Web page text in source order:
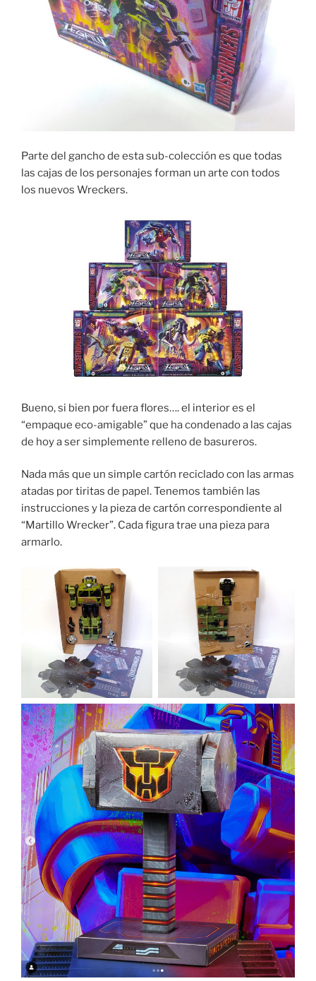
Parte del gancho de esta sub-colección es que todas
las cajas de los personajes forman un arte con todos
los nuevos Wreckers.
Bueno, si bien por fuera flores…. el interior es el
“empaque eco-amigable” que ha condenado a las cajas
de hoy a ser simplemente relleno de basureros.
Nada más que un simple cartón reciclado con las armas
atadas por tiritas de papel. Tenemos también las
instrucciones y la pieza de cartón correspondiente al
“Martillo Wrecker”. Cada figura trae una pieza para
armarlo.